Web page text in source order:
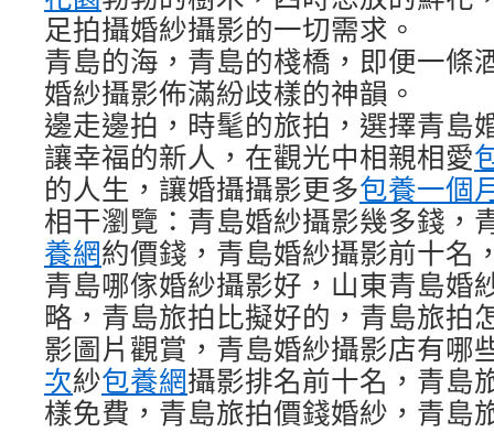
足拍攝婚紗攝影的一切需求。
青島的海，青島的棧橋，即便一條
婚紗攝影佈滿紛歧樣的神韻。
邊走邊拍，時髦的旅拍，選擇青島
讓幸福的新人，在觀光中相親相愛
的人生，讓婚攝攝影更多包養一個
相干瀏覽：青島婚紗攝影幾多錢，
養網約價錢，青島婚紗攝影前十名
青島哪傢婚紗攝影好，山東青島婚
略，青島旅拍比擬好的，青島旅拍
影圖片觀賞，青島婚紗攝影店有哪
次紗包養網攝影排名前十名，青島
樣免費，青島旅拍價錢婚紗，青島